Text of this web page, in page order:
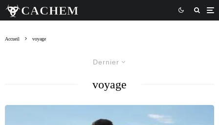
Accueil voyage
Dernier
voyage